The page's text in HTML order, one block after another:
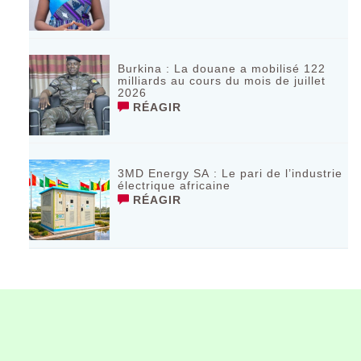
‎Burkina : La douane a mobilisé 122
milliards au cours du mois de juillet
2026 ‎
RÉAGIR
3MD Energy SA : Le pari de l’industrie
électrique africaine
RÉAGIR